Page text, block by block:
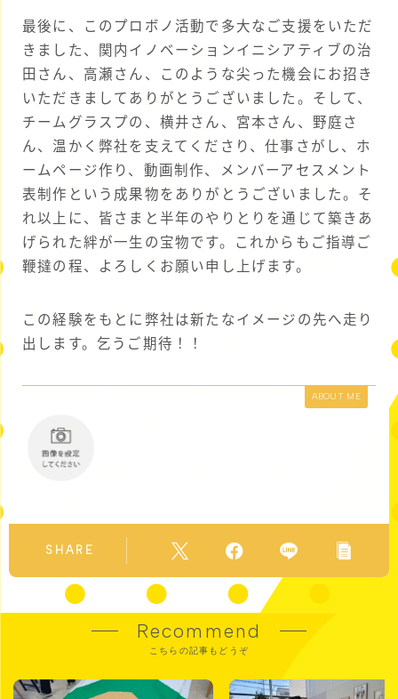
最後に、このプロボノ活動で多大なご支援をいただ
きました、関内イノベーションイニシアティブの治
田さん、高瀬さん、このような尖った機会にお招き
いただきましてありがとうございました。そして、
チームグラスプの、横井さん、宮本さん、野庭さ
ん、温かく弊社を支えてくださり、仕事さがし、ホ
ームページ作り、動画制作、メンバーアセスメント
表制作という成果物をありがとうございました。そ
れ以上に、皆さまと半年のやりとりを通じて築きあ
げられた絆が一生の宝物です。これからもご指導ご
鞭撻の程、よろしくお願い申し上げます。
この経験をもとに弊社は新たなイメージの先へ走り
出します。乞うご期待！！
ABOUT ME
SHARE
Recommend
こちらの記事もどうぞ